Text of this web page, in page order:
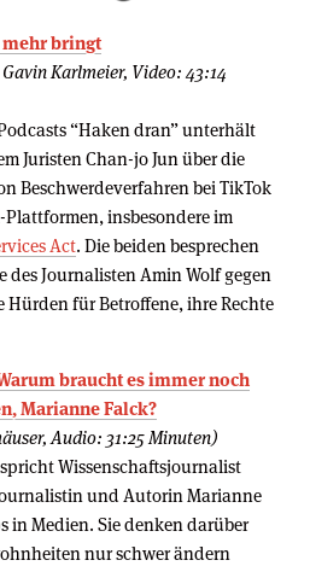
mehr bringt
Karlmeier, Video: 43:14
“Haken dran” unterhält
Juristen Chan-jo Jun über die
Beschwerdeverfahren bei TikTok
insbesondere im
Act. Die beiden besprechen
des Journalisten Amin Wolf gegen
für Betroffene, ihre Rechte
braucht es immer noch
Marianne Falck?
Audio: 31:25 Minuten)
Wissenschaftsjournalist
und Autorin Marianne
in Medien. Sie denken darüber
nur schwer ändern